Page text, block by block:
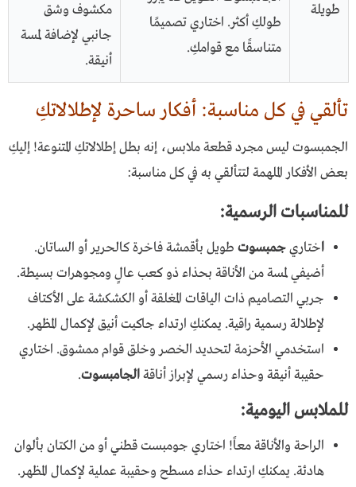
طويلة
طولكِ أكثر. اختاري تصميمًا
متناسقًا مع قوامكِ.
مكشوف وشق
جانبي لإضافة لمسة
أنيقة.
تألقي في كل مناسبة: أفكار ساحرة لإطلالاتكِ
الجمبسوت ليس مجرد قطعة ملابس، إنه بطل إطلالاتكِ المتنوعة! إليكِ
بعض الأفكار الملهمة لتتألقي به في كل مناسبة:
للمناسبات الرسمية:
اختاريجمبسوت طويل بأقمشة فاخرة كالحرير أو الساتان.
أضيفي لمسة من الأناقة بحذاء ذو كعب عالٍ ومجوهرات بسيطة.
جربي التصاميم ذات الياقات المغلقة أو الكشكشة على الأكتاف
لإطلالة رسمية راقية. يمكنكِ ارتداء جاكيت أنيق لإكمال المظهر.
استخدمي الأحزمة لتحديد الخصر وخلق قوام ممشوق. اختاري
حقيبة أنيقة وحذاء رسمي لإبراز أناقةالجامبسوت.
للملابس اليومية:
الراحة والأناقة معاً! اختاري جومبست قطني أو من الكتان بألوان
هادئة. يمكنكِ ارتداء حذاء مسطح وحقيبة عملية لإكمال المظهر.